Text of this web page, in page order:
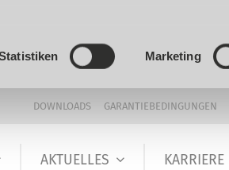
Marketing
DOWNLOADS GARANTIEBEDINGUNGEN
AKTUELLES KARRIERE